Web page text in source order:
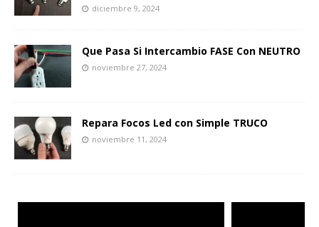
diciembre 9, 2024
Que Pasa Si Intercambio FASE Con NEUTRO
noviembre 27, 2024
Repara Focos Led con Simple TRUCO
noviembre 11, 2024